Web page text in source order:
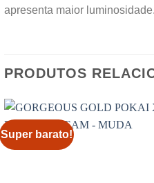
apresenta maior
PRODUTOS
Super barato!